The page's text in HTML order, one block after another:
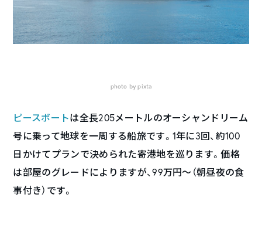
photo by pixta
ピースボートは全長205メートルのオーシャンドリーム
号に乗って地球を一周する船旅です。1年に3回、約100
日かけてプランで決められた寄港地を巡ります。価格
は部屋のグレードによりますが、99万円〜（朝昼夜の食
事付き）です。